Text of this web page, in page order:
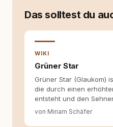
Hinterfragen
Das solltest du
WIKI
Grüner Star
Grüner Star (Glaukom)
die durch einen
entsteht und den
von Miriam Schäfer